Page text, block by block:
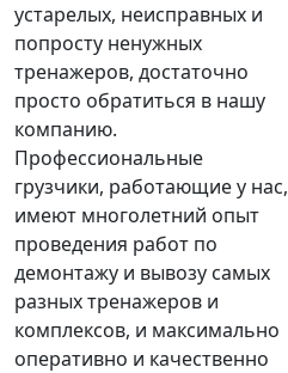
устарелых, неисправных и
попросту ненужных
тренажеров, достаточно
просто обратиться в нашу
компанию.
Профессиональные
грузчики, работающие у нас,
имеют многолетний опыт
проведения работ по
демонтажу и вывозу самых
разных тренажеров и
комплексов, и максимально
оперативно и качественно